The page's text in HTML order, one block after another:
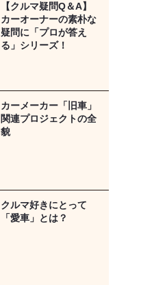
【クルマ疑問Q＆A】
カーオーナーの素朴な
疑問に「プロが答え
る」シリーズ！
カーメーカー「旧車」
関連プロジェクトの全
貌
クルマ好きにとって
「愛車」とは？